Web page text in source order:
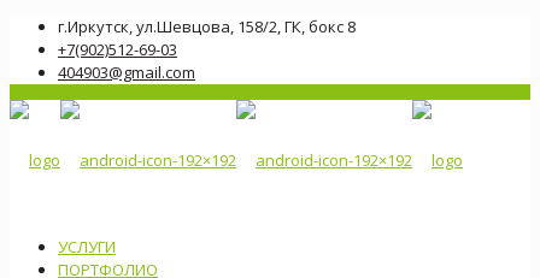
г.Иркутск, ул.Шевцова, 158/2, ГК, бокс 8
+7(902)512-69-03
404903@gmail.com
УСЛУГИ
ПОРТФОЛИО